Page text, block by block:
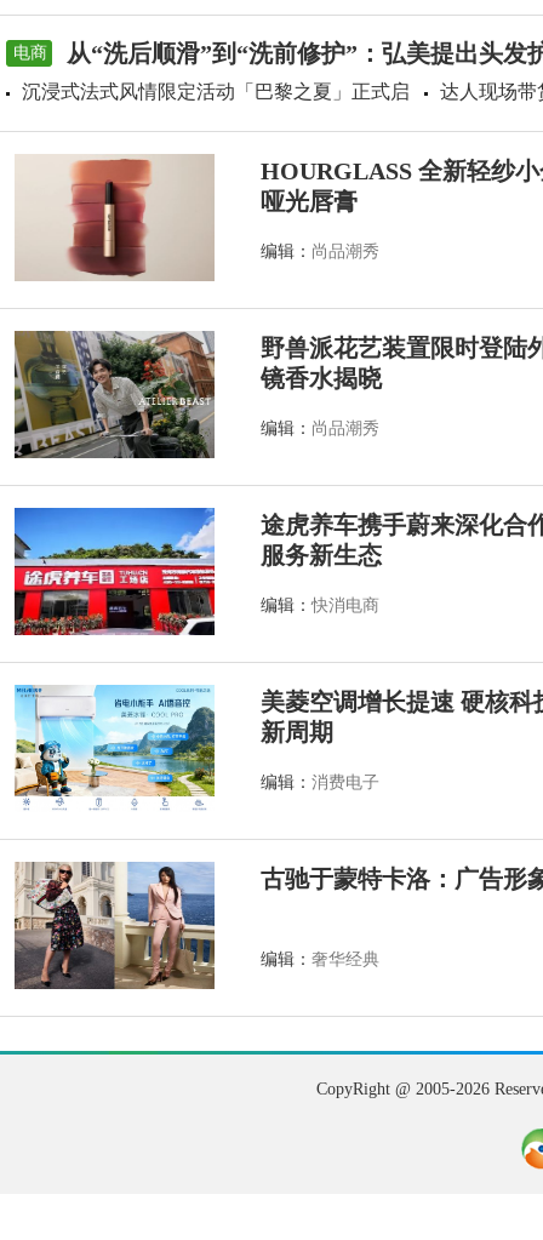
电商 从“洗后顺滑”到“洗前修护”：弘美提出头发
沉浸式法式风情限定活动「巴黎之夏」正式启 达人现场带
HOURGLASS 全新轻纱
哑光唇膏
编辑： 尚品潮秀
野兽派花艺装置限时登
镜香水揭晓
编辑： 尚品潮秀
途虎养车携手蔚来深化合
服务新生态
编辑：快消电商
美菱空调增长提速 硬核
新周期
编辑： 消费电子
古驰于蒙特卡洛：广告形
编辑： 奢华经典
CopyRight @ 2005-2026